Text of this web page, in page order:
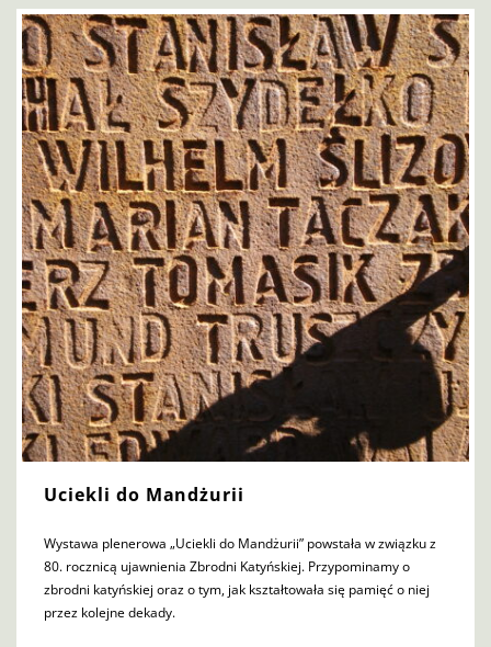
Uciekli do Mandżurii
Wystawa plenerowa „Uciekli do Mandżurii” powstała w związku z
80. rocznicą ujawnienia Zbrodni Katyńskiej. Przypominamy o
zbrodni katyńskiej oraz o tym, jak kształtowała się pamięć o niej
przez kolejne dekady.